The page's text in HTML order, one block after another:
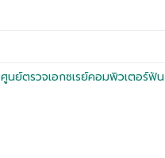
ศูนย์ตรวจเอกซเรย์คอมพิวเตอร์ฟัน